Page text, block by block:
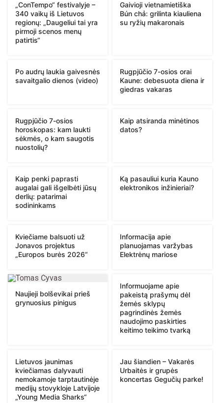
„ConTempo“ festivalyje –
340 vaikų iš Lietuvos
regionų: „Daugeliui tai yra
pirmoji scenos menų
patirtis“
Gaivioji vietnamietiška
Bún chả: grilinta kiauliena
su ryžių makaronais
Po audrų laukia gaivesnės
savaitgalio dienos (video)
Rugpjūčio 7-osios orai
Kaune: debesuota diena ir
giedras vakaras
Rugpjūčio 7-osios
horoskopas: kam laukti
sėkmės, o kam saugotis
nuostolių?
Kaip atsiranda minėtinos
datos?
Kaip penki paprasti
augalai gali išgelbėti jūsų
derlių: patarimai
sodininkams
Ką pasauliui kuria Kauno
elektronikos inžinieriai?
Kviečiame balsuoti už
Jonavos projektus
„Europos burės 2026“
Informacija apie
planuojamas varžybas
Elektrėnų mariose
Naujieji bolševikai prieš
grynuosius pinigus
Informuojame apie
pakeistą prašymų dėl
žemės sklypų
pagrindinės žemės
naudojimo paskirties
keitimo teikimo tvarką
Lietuvos jaunimas
kviečiamas dalyvauti
nemokamoje tarptautinėje
medijų stovykloje Latvijoje
„Young Media Sharks“
Jau šiandien – Vakarės
Urbaitės ir grupės
koncertas Gegučių parke!